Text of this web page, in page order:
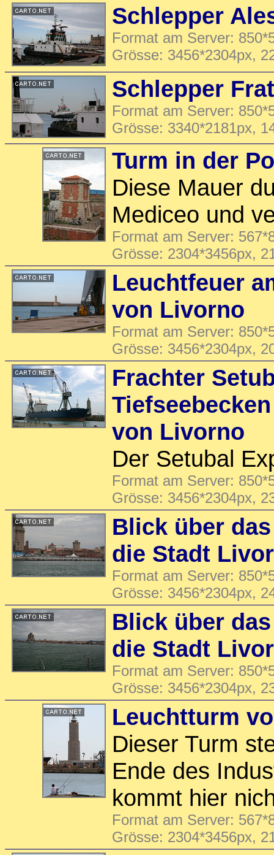
Schlepper
Format am Server:
Grösse: 3456*2304px,
Schlepper
Format am Server:
Grösse: 3340*2181px,
Turm in der
Diese Mauer
Mediceo und
Format am Server:
Grösse: 2304*3456px,
Leuchtfeuer
von Livorno
Format am Server:
Grösse: 3456*2304px,
Frachter
von Livorno
Der Setubal
Format am Server:
Grösse: 3456*2304px,
Blick über
die Stadt
Format am Server:
Grösse: 3456*2304px,
Blick über
die Stadt
Format am Server:
Grösse: 3456*2304px,
Leuchtturm
Dieser Turm
Ende des
kommt hier
Format am Server:
Grösse: 2304*3456px,